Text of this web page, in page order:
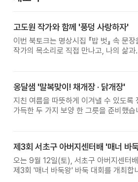
고도원 작가와 함께 '풍덩 사랑하자'
이번 북토크는 명상시집 『밥 벗』 속 문장
작가의 목소리로 직접 만나고, 나의 삶과
옹달샘 '말복맞이! 채개장 · 닭개장'
지친 여름을 따뜻하게 이겨낼 수 있도록
가득한 두 가지 보양 한 그릇을 준비했습
오는 9월 12일(토), 서초구 아버지센터배
제3회 '매너 바둑왕' 바둑 대회를 개최합